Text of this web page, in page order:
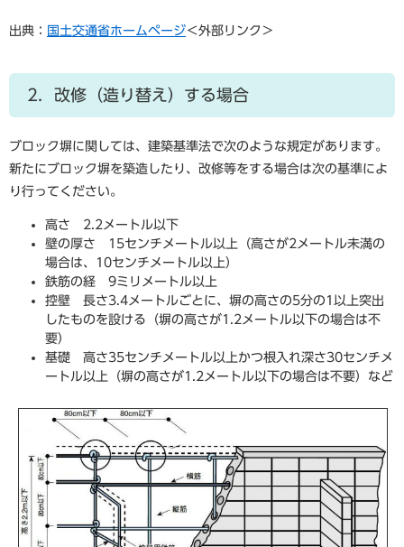
出典： 国土交通省ホームページ＜外部リンク＞
2．改修（造り替え）する場合
ブロック塀に関しては、建築基準法で次のような規定があります。
新たにブロック塀を築造したり、改修等をする場合は次の基準によ
り行ってください。
高さ 2.2メートル以下
壁の厚さ 15センチメートル以上（高さが2メートル未満の
場合は、10センチメートル以上）
鉄筋の経 9ミリメートル以上
控壁 長さ3.4メートルごとに、塀の高さの5分の1以上突出
したものを設ける（塀の高さが1.2メートル以下の場合は不
要）
基礎 高さ35センチメートル以上かつ根入れ深さ30センチメ
ートル以上（塀の高さが1.2メートル以下の場合は不要）など